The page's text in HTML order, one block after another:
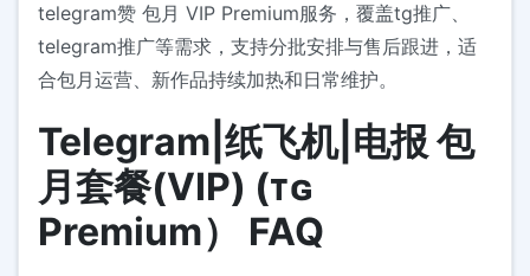
telegram赞 包月 VIP Premium服务，覆盖tg推广、
telegram推广等需求，支持分批安排与售后跟进，适
合包月运营、新作品持续加热和日常维护。
Telegram|纸飞机|电报 包
月套餐(VIP) (ᴛɢ
Premium） FAQ